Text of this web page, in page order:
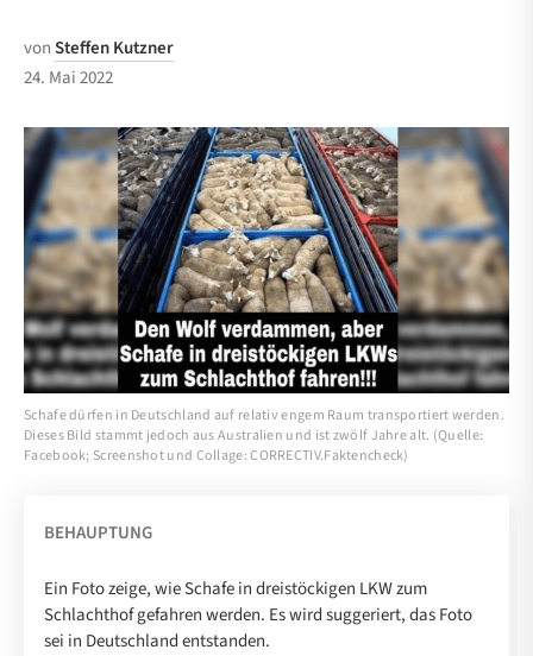
vonSteffen Kutzner
24. Mai 2022
Schafe dürfen in Deutschland auf relativ engem Raum transportiert werden.
Dieses Bild stammt jedoch aus Australien und ist zwölf Jahre alt. (Quelle:
Facebook; Screenshot und Collage: CORRECTIV.Faktencheck)
BEHAUPTUNG
Ein Foto zeige, wie Schafe in dreistöckigen LKW zum
Schlachthof gefahren werden. Es wird suggeriert, das Foto
sei in Deutschland entstanden.